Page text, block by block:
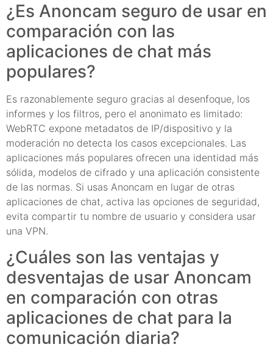
¿Es Anoncam seguro de usar en
comparación con las
aplicaciones de chat más
populares?
Es razonablemente seguro gracias al desenfoque, los
informes y los filtros, pero el anonimato es limitado:
WebRTC expone metadatos de IP/dispositivo y la
moderación no detecta los casos excepcionales. Las
aplicaciones más populares ofrecen una identidad más
sólida, modelos de cifrado y una aplicación consistente
de las normas. Si usas Anoncam en lugar de otras
aplicaciones de chat, activa las opciones de seguridad,
evita compartir tu nombre de usuario y considera usar
una VPN.
¿Cuáles son las ventajas y
desventajas de usar Anoncam
en comparación con otras
aplicaciones de chat para la
comunicación diaria?